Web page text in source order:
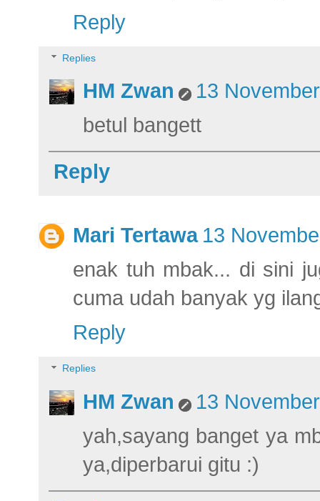
Reply
Replies
HM Zwan
13
betul bangett
Reply
Mari Tertawa 13
enak tuh mbak... di sini
cuma udah banyak yg
Reply
Replies
HM Zwan
13
yah,sayang banget ya
ya,diperbarui gitu :)